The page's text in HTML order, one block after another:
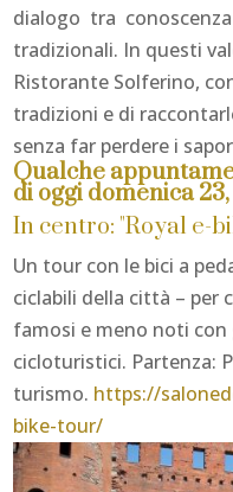
dialogo tra
tradizionali. In questi
Ristorante Solferino,
tradizioni e di
senza far perdere i
Qualche
di oggi domenica
In centro: "Royal e-
Un tour con le bici a
ciclabili della città – per
famosi e meno noti
cicloturistici. Partenza:
turismo. https://
bike-tour/